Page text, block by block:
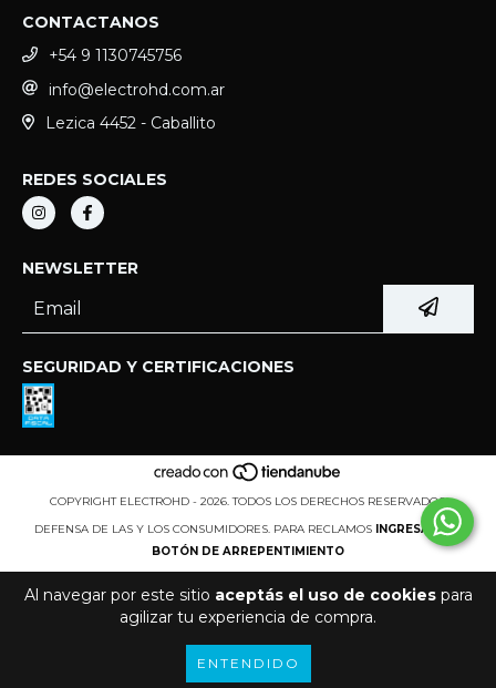
Al navegar por este sitio aceptás el uso de cookiespara
agilizar tu experiencia de compra.
ENTENDIDO
CONTACTANOS
+54 9 1130745756
info@electrohd.com.ar
Lezica 4452 - Caballito
REDES SOCIALES
NEWSLETTER
SEGURIDAD Y CERTIFICACIONES
COPYRIGHT ELECTROHD - 2026. TODOS LOS DERECHOS RESERVADOS.
DEFENSA DE LAS Y LOS CONSUMIDORES. PARA RECLAMOS INGRESÁ ACÁ.
BOTÓN DE ARREPENTIMIENTO